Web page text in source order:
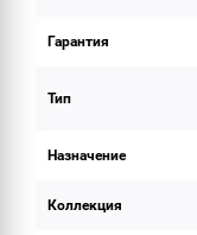
Гарантия
Тип
Назначение
Коллекция